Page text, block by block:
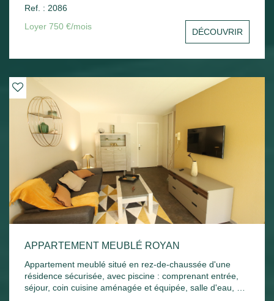
Une place de parking en sous-sol - Chauffage électrique.
Ref. : 2086
Loyer 750 €/mois
DÉCOUVRIR
APPARTEMENT MEUBLÉ ROYAN
Appartement meublé situé en rez-de-chaussée d'une
résidence sécurisée, avec piscine : comprenant entrée,
séjour, coin cuisine aménagée et équipée, salle d'eau, wc,